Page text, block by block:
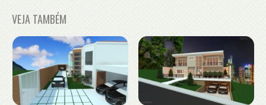
VEJA TAMBÉM